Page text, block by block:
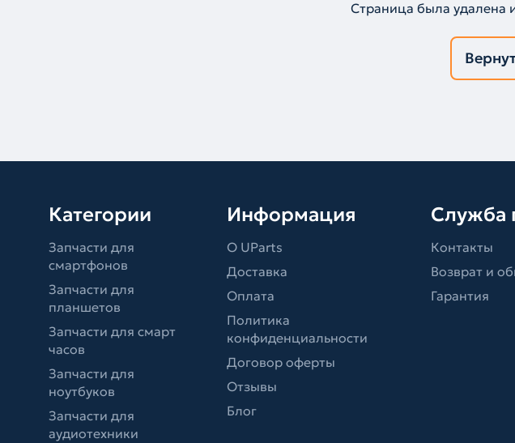
Страница была удалена
Категории
Запчасти для
смартфонов
Запчасти для
планшетов
Запчасти для смарт
часов
Запчасти для
ноутбуков
Запчасти для
аудиотехники
Информация
О UParts
Доставка
Оплата
Политика
конфиденциальности
Договор оферты
Отзывы
Блог
Служба
Контакты
Возврат и
Гарантия